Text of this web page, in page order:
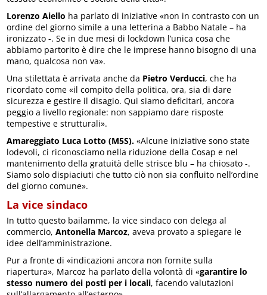
Lorenzo Aiello ha parlato di iniziative «non in contrasto con un
ordine del giorno simile a una letterina a Babbo Natale – ha
ironizzato -. Se in due mesi di lockdown l’unica cosa che
abbiamo partorito è dire che le imprese hanno bisogno di una
mano, qualcosa non va».
Una stilettata è arrivata anche da Pietro Verducci, che ha
ricordato come «il compito della politica, ora, sia di dare
sicurezza e gestire il disagio. Qui siamo deficitari, ancora
peggio a livello regionale: non sappiamo dare risposte
tempestive e strutturali».
Amareggiato Luca Lotto (M5S). «Alcune iniziative sono state
lodevoli, ci riconosciamo nella riduzione della Cosap e nel
mantenimento della gratuità delle strisce blu – ha chiosato -.
Siamo solo dispiaciuti che tutto ciò non sia confluito nell’ordine
del giorno comune».
La vice sindaco
In tutto questo bailamme, la vice sindaco con delega al
commercio,Antonella Marcoz, aveva provato a spiegare le
idee dell’amministrazione.
Pur a fronte di «indicazioni ancora non fornite sulla
riapertura», Marcoz ha parlato della volontà di «garantire lo
stesso numero dei posti per i locali, facendo valutazioni